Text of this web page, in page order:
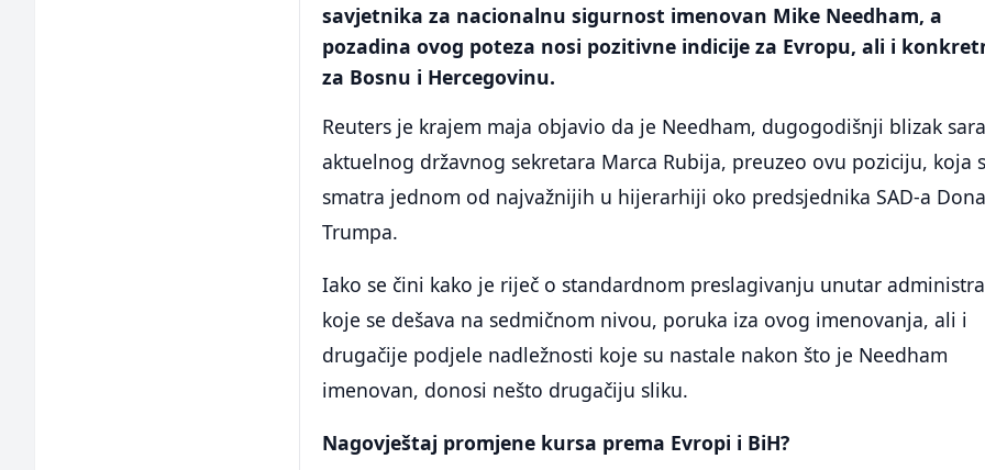
savjetnika za nacionalnu sigurnost imenovan Mike Needham, a
pozadina ovog poteza nosi pozitivne indicije za Evropu, ali i
za Bosnu i Hercegovinu.
Reuters je krajem maja objavio da je Needham, dugogodišnji blizak
aktuelnog državnog sekretara Marca Rubija, preuzeo ovu poziciju, koja
smatra jednom od najvažnijih u hijerarhiji oko predsjednika SAD-a
Trumpa.
Iako se čini kako je riječ o standardnom preslagivanju unutar
koje se dešava na sedmičnom nivou, poruka iza ovog imenovanja, ali i
drugačije podjele nadležnosti koje su nastale nakon što je Needham
imenovan, donosi nešto drugačiju sliku.
Nagovještaj promjene kursa prema Evropi i BiH?